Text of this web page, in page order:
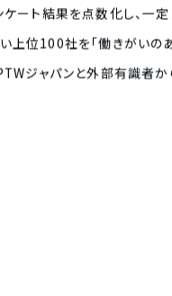
ト結果を点数化し、一定
上位100社を「働きがいの
ジャパンと外部有識者